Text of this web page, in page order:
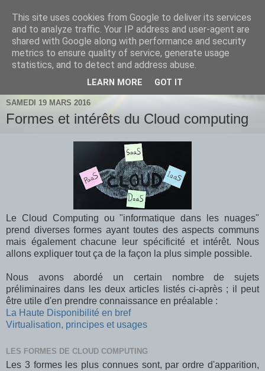
Où comment tuer le temps utilement
SAMEDI 19 MARS 2016
Formes et intérêts du Cloud computing
Le Cloud Computing ou "informatique dans les nuages"
prend diverses formes ayant toutes des aspects communs
mais également chacune leur spécificité et intérêt. Nous
allons expliquer tout ça de la façon la plus simple possible.
Nous avons abordé un certain nombre de sujets
préliminaires dans les deux articles listés ci-après ; il peut
être utile d'en prendre connaissance en préalable :
La Haute Disponibilité en bref
Virtualisation, principes et usages
LES FORMES DE CLOUD COMPUTING
Les 3 formes les plus connues sont, par ordre d'apparition,
This site uses cookies from Google to deliver its services
and to analyze traffic. Your IP address and user-agent are
shared with Google along with performance and security
metrics to ensure quality of service, generate usage
statistics, and to detect and address abuse.
LEARN MORE GOT IT